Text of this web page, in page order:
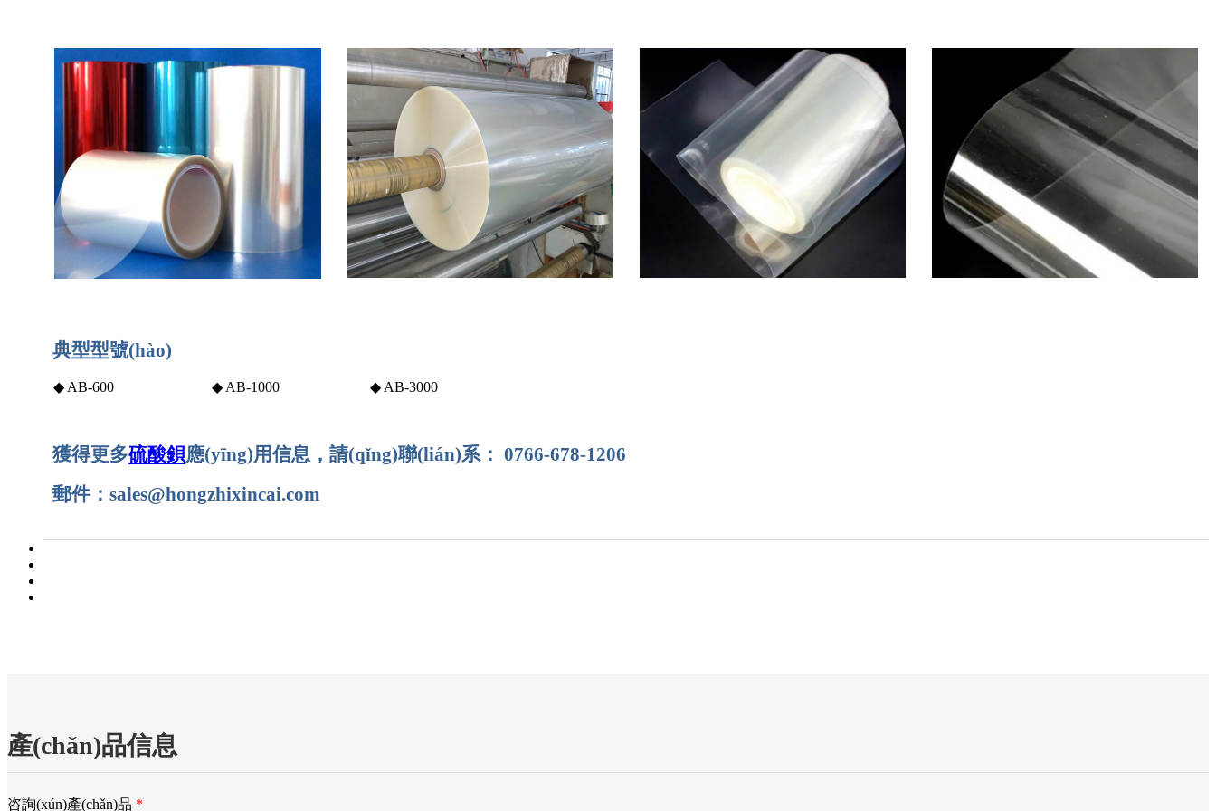
典型型號(hào)
◆ AB-600 ◆ AB-1000 ◆ AB-3000
獲得更多硫酸鋇應(yīng)用信息，請(qǐng)聯(lián)系： 0766-678-1206
郵件：sales@hongzhixincai.com
產(chǎn)品信息
咨詢(xún)產(chǎn)品 *